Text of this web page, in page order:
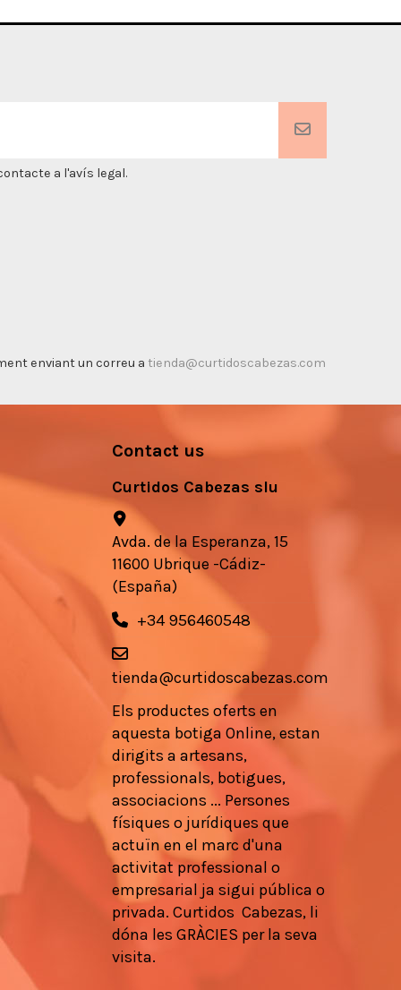
a l'avís legal.
enviant un correu a tienda@curtidoscabezas.com
Contact us
Curtidos Cabezas slu
Avda. de la Esperanza, 15
11600 Ubrique -Cádiz-
(España)
+34 956460548
tienda@curtidoscabezas.com
Els productes oferts en
aquesta botiga Online,estan
dirigits a artesans,
professionals, botigues,
associacions ... Persones
físiques o jurídiques que
actuïn en el marc d'una
activitat professional o
empresarial ja sigui pública o
privada. Curtidos Cabezas, li
dóna les GRÀCIES per la seva
visita.